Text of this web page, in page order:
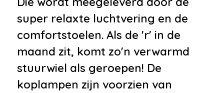
LED dagrijverlichting
Sport uitlaat
Uitlaat sierstuk
• Verwarmde voorruit
Infotainment
super relaxte luchtvering en de
comfortstoelen. Als de 'r' in de
maand zit, komt zo'n verwarmd
stuurwiel als geroepen! De
koplampen zijn voorzien van